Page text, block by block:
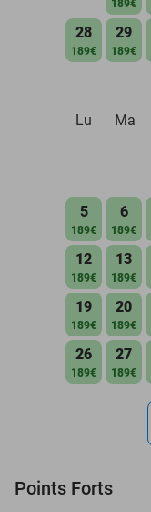
189€
28
189€
29
189€
Lu
Ma
5
189€
6
189€
12
189€
13
189€
19
189€
20
189€
26
189€
27
189€
Points Forts